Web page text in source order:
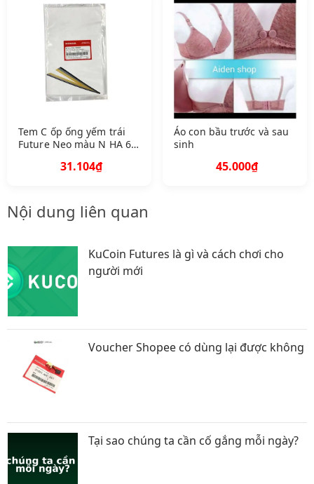
Tem C ốp ống yếm trái
Future Neo màu N HA 69
31.104₫
Áo con bầu trước và sau
sinh
45.000₫
Nội dung liên quan
KuCoin Futures là gì và cách chơi cho
người mới
Voucher Shopee có dùng lại được không
Tại sao chúng ta cần cố gắng mỗi ngày?